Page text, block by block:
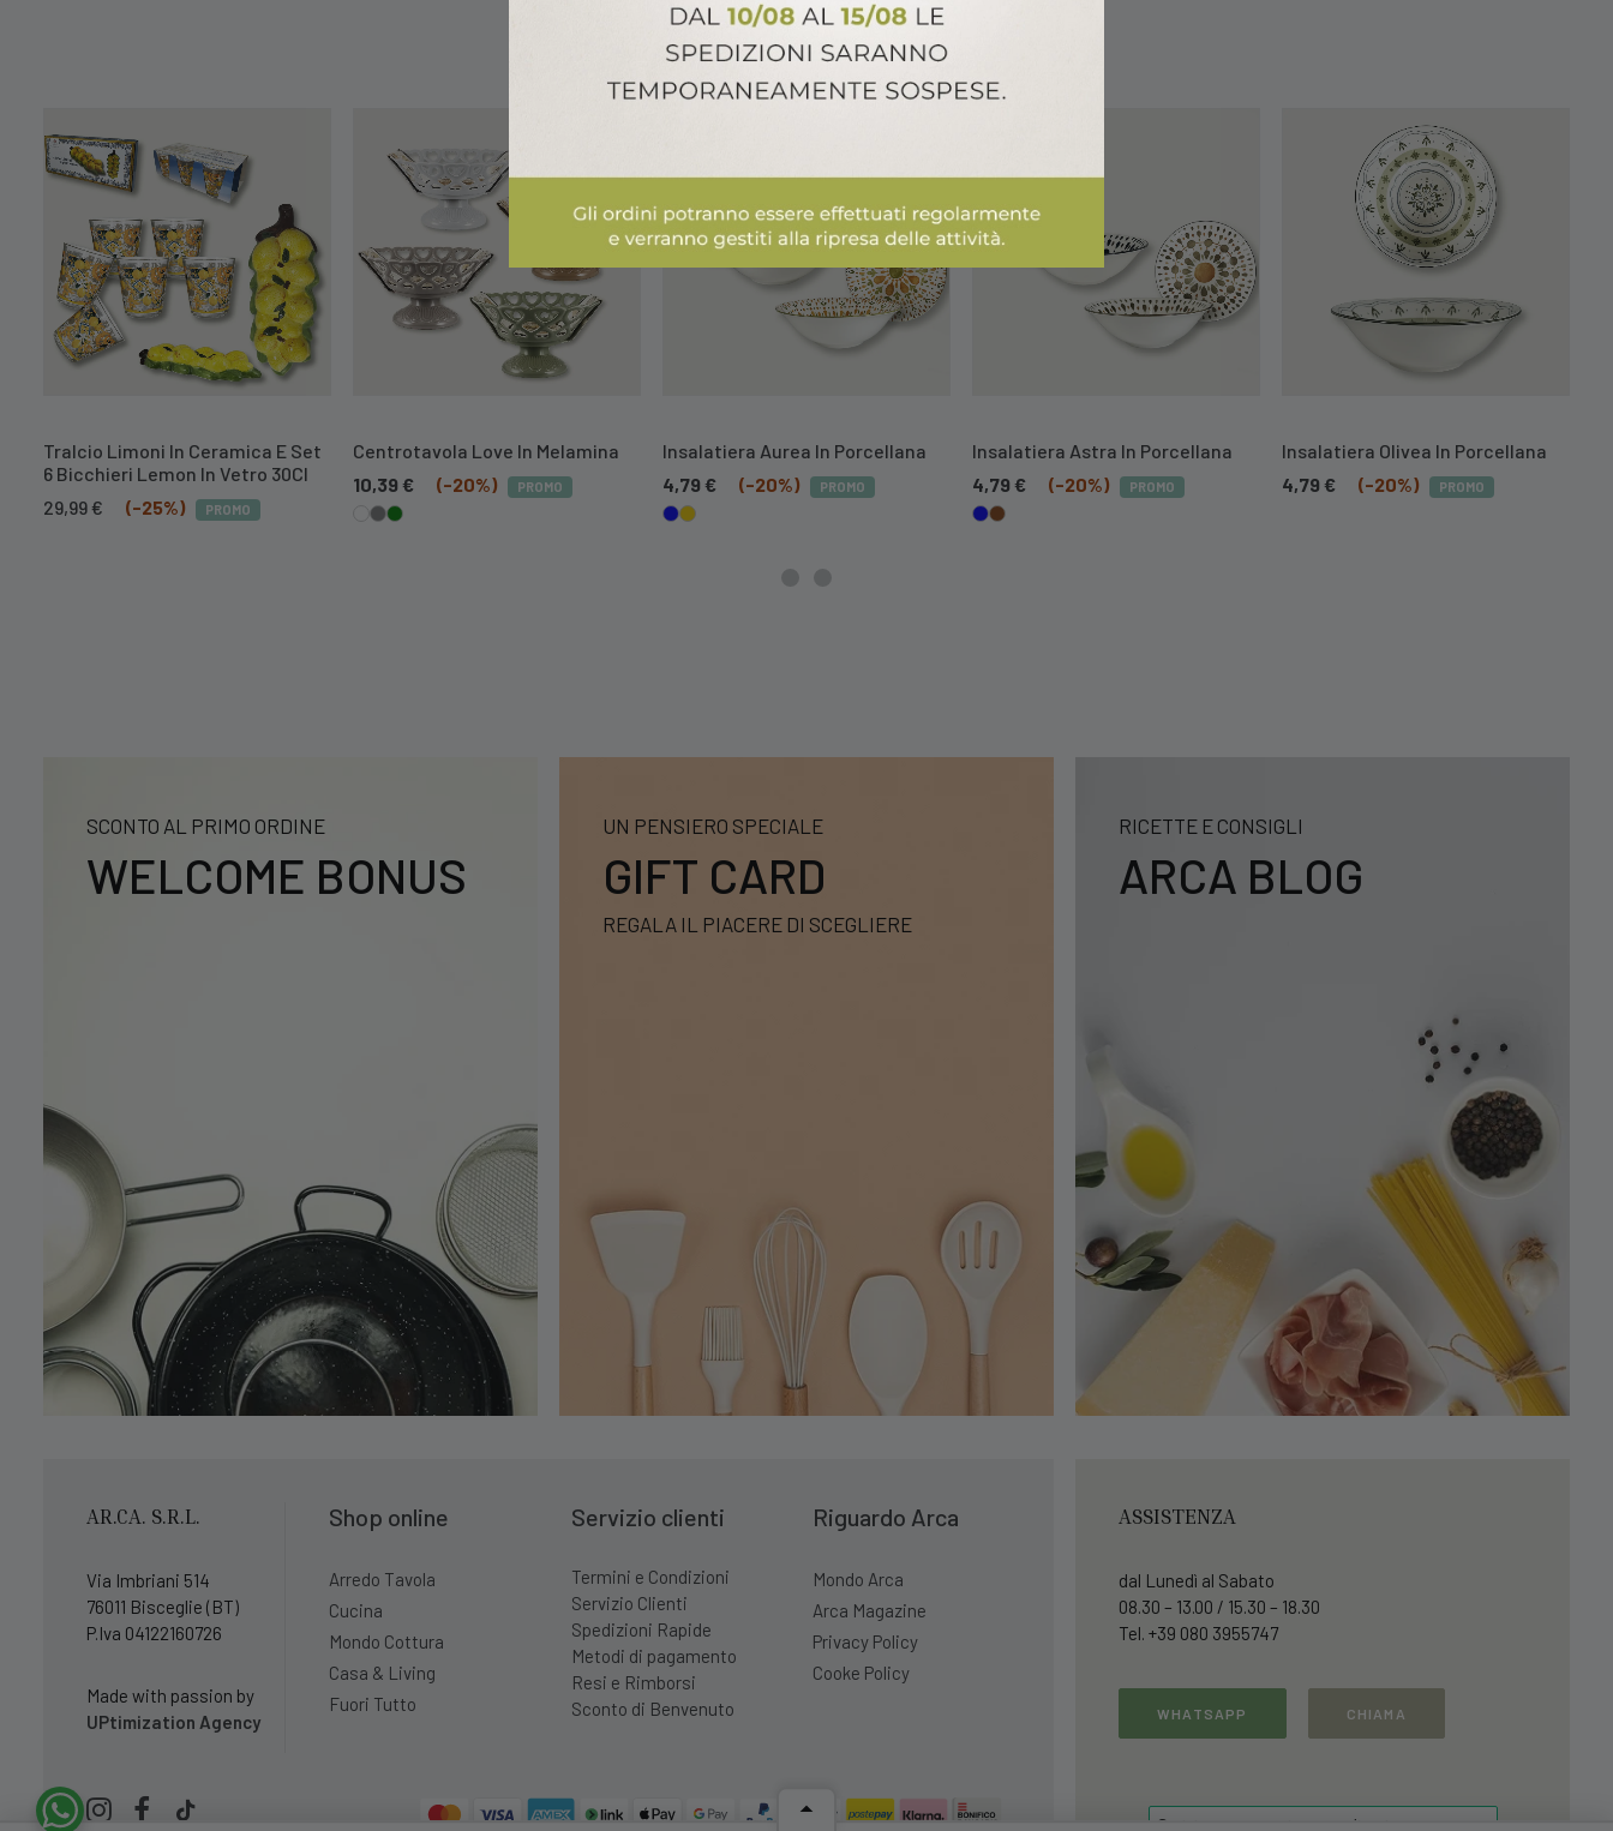
ALTRI PRODOTTI ARCA ITALY
Tralcio Limoni In Ceramica E Set
6 Bicchieri Lemon In Vetro 30Cl
Il
29,99€ (-25%) PROMO
Centrotavola Love In Melamina
10,39 € (-20%) PROMO
Insalatiera Aurea In Porcellana
4,79 € (-20%) PROMO
Insalatiera Astra In Porcellana
4,79 € (-20%) PROMO
Insalatiera Olivea In Porcellana
4,79 € (-20%) PROMO
SCONTO AL PRIMO ORDINE
WELCOME BONUS
UN PENSIERO SPECIALE
GIFT CARD
REGALA IL PIACERE DI SCEGLIERE
RICETTE E CONSIGLI
ARCA BLOG
AR.CA. S.R.L.
Via Imbriani 514
76011 Bisceglie (BT)
P.Iva 04122160726
Made with passion by
UPtimization Agency
Shop online
Arredo Tavola
Cucina
Mondo Cottura
Casa & Living
Fuori Tutto
Servizio clienti
Termini e Condizioni
Servizio Clienti
Spedizioni Rapide
Metodi di pagamento
Resi e Rimborsi
Sconto di Benvenuto
Riguardo Arca
Mondo Arca
Arca Magazine
Privacy Policy
Cooke Policy
ASSISTENZA
dal Lunedì al Sabato
08.30 – 13.00 / 15.30 – 18.30
Tel. +39 080 3955747
WHATSAPP CHIAMA